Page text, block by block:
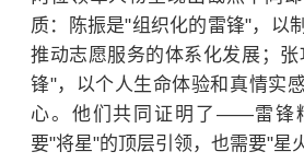
质：陈振是"组织化的雷锋"，以
推动志愿服务的体系化发展；
锋"，以个人生命体验和真情实
心。他们共同证明了——雷锋
要"将星"的顶层引领，也需要"星